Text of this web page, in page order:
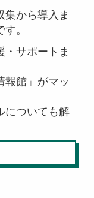
集から導入ま
。
・サポートま
報館」がマッ
についても解